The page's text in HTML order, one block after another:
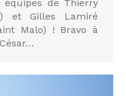
de Thierry
et Gilles Lamiré
Malo) ! Bravo à